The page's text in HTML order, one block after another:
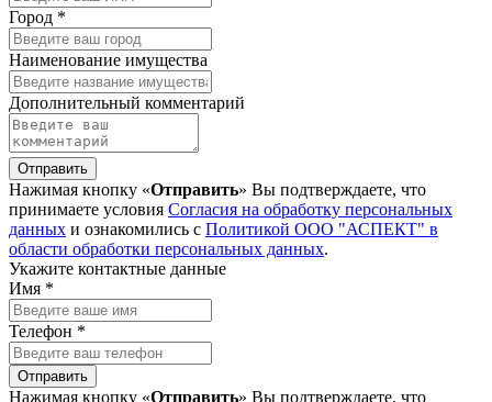
Город *
Наименование имущества
Дополнительный комментарий
Отправить
Нажимая кнопку «Отправить» Вы подтверждаете, что
принимаете условия Согласия на обработку персональных
данных и ознакомились с Политикой ООО "АСПЕКТ" в
области обработки персональных данных.
Укажите контактные данные
Имя *
Телефон *
Отправить
Нажимая кнопку «Отправить» Вы подтверждаете, что